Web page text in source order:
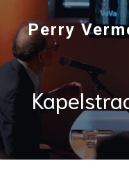
Perry